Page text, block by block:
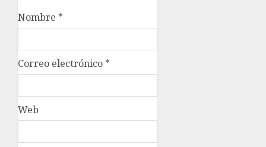
Nombre *
Correo electrónico *
Web